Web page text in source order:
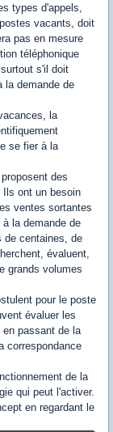
types d'appels,
vacants, doit
pas en mesure
téléphonique
s'il doit
la demande de
la
se fier à la
des
ont un besoin
ventes sortantes
la demande de
de centaines, de
évaluent,
grands volumes
pour le poste
évaluer les
passant de la
correspondance
de la
qui peut l'activer.
en regardant le